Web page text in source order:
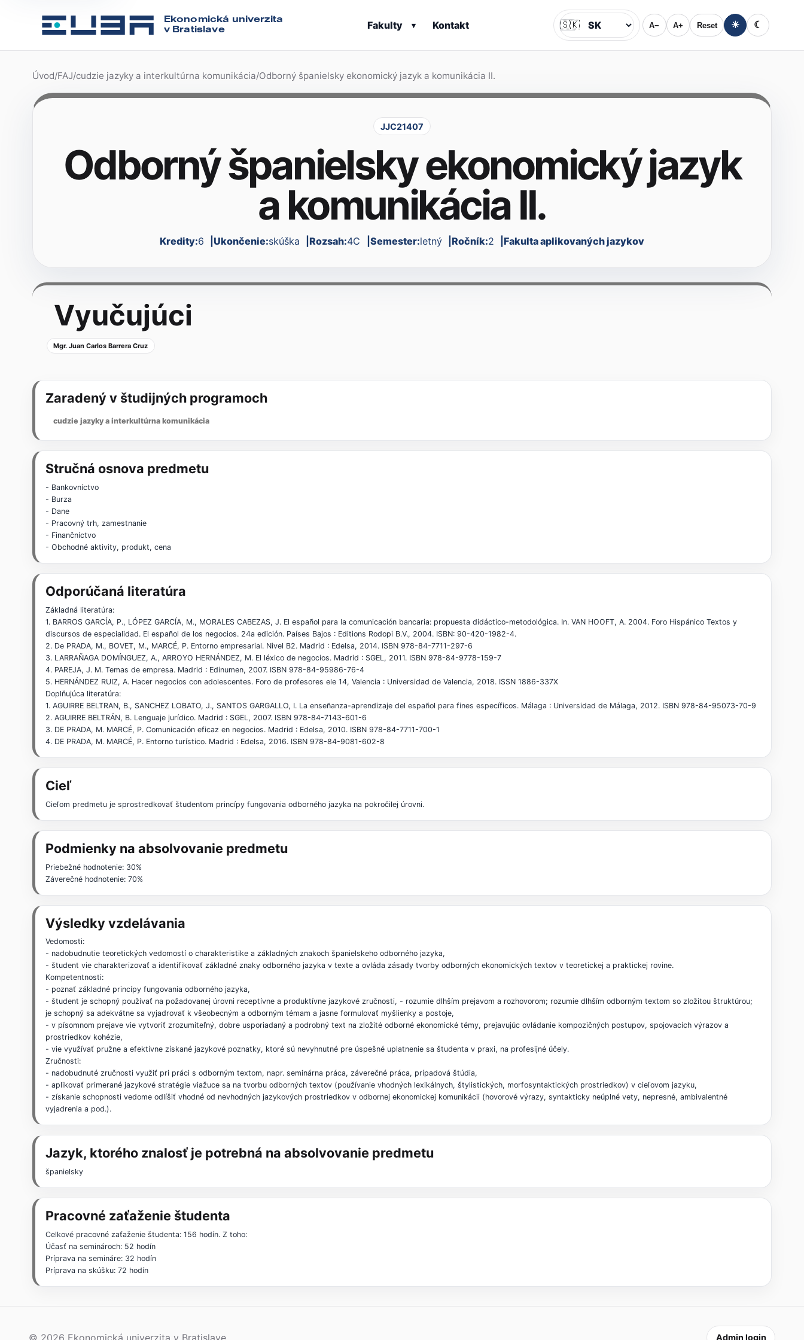
Ekonomická univerzita
v Bratislave
Fakulty ▾ Kontakt Jazyk
🇸🇰 A− A+ Reset ☀ ☾
Úvod/FAJ/cudzie jazyky a interkultúrna komunikácia/Odborný španielsky ekonomický jazyk a komunikácia II.
JJC21407
Odborný španielsky ekonomický jazyk
a komunikácia II.
Kredity:6 Ukončenie:skúška Rozsah:4C Semester:letný Ročník:2 Fakulta aplikovaných jazykov
Vyučujúci
Mgr. Juan Carlos Barrera Cruz
Zaradený v študijných programoch
cudzie jazyky a interkultúrna komunikácia
Stručná osnova predmetu
- Bankovníctvo
- Burza
- Dane
- Pracovný trh, zamestnanie
- Finančníctvo
- Obchodné aktivity, produkt, cena
Odporúčaná literatúra
Základná literatúra:
1. BARROS GARCÍA, P., LÓPEZ GARCÍA, M., MORALES CABEZAS, J. El español para la comunicación bancaria: propuesta didáctico-metodológica. In. VAN HOOFT, A. 2004. Foro Hispánico Textos y
discursos de especialidad. El español de los negocios. 24a edición. Países Bajos : Editions Rodopi B.V., 2004. ISBN: 90-420-1982-4.
2. De PRADA, M., BOVET, M., MARCÉ, P. Entorno empresarial. Nivel B2. Madrid : Edelsa, 2014. ISBN 978-84-7711-297-6
3. LARRAŇAGA DOMÍNGUEZ, A., ARROYO HERNÁNDEZ, M. El léxico de negocios. Madrid : SGEL, 2011. ISBN 978-84-9778-159-7
4. PAREJA, J. M. Temas de empresa. Madrid : Edinumen, 2007. ISBN 978-84-95986-76-4
5. HERNÁNDEZ RUIZ, A. Hacer negocios con adolescentes. Foro de profesores ele 14, Valencia : Universidad de Valencia, 2018. ISSN 1886-337X
Doplňujúca literatúra:
1. AGUIRRE BELTRAN, B., SANCHEZ LOBATO, J., SANTOS GARGALLO, I. La enseñanza-aprendizaje del español para fines específicos. Málaga : Universidad de Málaga, 2012. ISBN 978-84-95073-70-9
2. AGUIRRE BELTRÁN, B. Lenguaje jurídico. Madrid : SGEL, 2007. ISBN 978-84-7143-601-6
3. DE PRADA, M. MARCÉ, P. Comunicación eficaz en negocios. Madrid : Edelsa, 2010. ISBN 978-84-7711-700-1
4. DE PRADA, M. MARCÉ, P. Entorno turístico. Madrid : Edelsa, 2016. ISBN 978-84-9081-602-8
Cieľ
Cieľom predmetu je sprostredkovať študentom princípy fungovania odborného jazyka na pokročilej úrovni.
Podmienky na absolvovanie predmetu
Priebežné hodnotenie: 30%
Záverečné hodnotenie: 70%
Výsledky vzdelávania
Vedomosti:
- nadobudnutie teoretických vedomostí o charakteristike a základných znakoch španielskeho odborného jazyka,
- študent vie charakterizovať a identifikovať základné znaky odborného jazyka v texte a ovláda zásady tvorby odborných ekonomických textov v teoretickej a praktickej rovine.
Kompetentnosti:
- poznať základné princípy fungovania odborného jazyka,
- študent je schopný používať na požadovanej úrovni receptívne a produktívne jazykové zručnosti, - rozumie dlhším prejavom a rozhovorom; rozumie dlhším odborným textom so zložitou štruktúrou;
je schopný sa adekvátne sa vyjadrovať k všeobecným a odborným témam a jasne formulovať myšlienky a postoje,
- v písomnom prejave vie vytvoriť zrozumiteľný, dobre usporiadaný a podrobný text na zložité odborné ekonomické témy, prejavujúc ovládanie kompozičných postupov, spojovacích výrazov a
prostriedkov kohézie,
- vie využívať pružne a efektívne získané jazykové poznatky, ktoré sú nevyhnutné pre úspešné uplatnenie sa študenta v praxi, na profesijné účely.
Zručnosti:
- nadobudnuté zručnosti využiť pri práci s odborným textom, napr. seminárna práca, záverečné práca, prípadová štúdia,
- aplikovať primerané jazykové stratégie viažuce sa na tvorbu odborných textov (používanie vhodných lexikálnych, štylistických, morfosyntaktických prostriedkov) v cieľovom jazyku,
- získanie schopnosti vedome odlíšiť vhodné od nevhodných jazykových prostriedkov v odbornej ekonomickej komunikácii (hovorové výrazy, syntakticky neúplné vety, nepresné, ambivalentné
vyjadrenia a pod.).
Jazyk, ktorého znalosť je potrebná na absolvovanie predmetu
španielsky
Pracovné zaťaženie študenta
Celkové pracovné zaťaženie študenta: 156 hodín. Z toho:
Účasť na seminároch: 52 hodín
Príprava na semináre: 32 hodín
Príprava na skúšku: 72 hodín
© 2026 Ekonomická univerzita v Bratislave Admin login